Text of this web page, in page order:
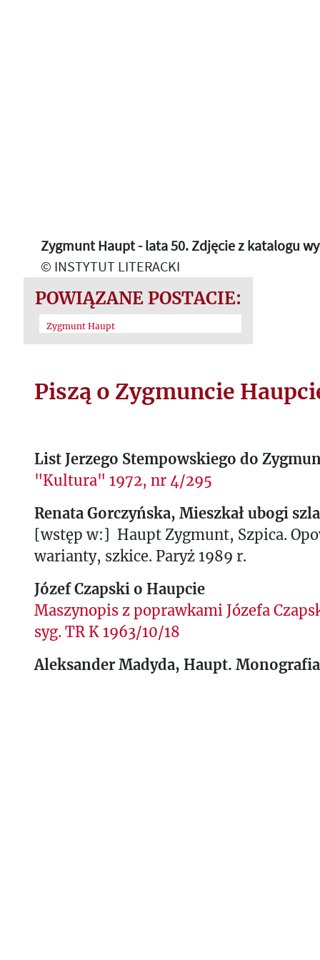
Zygmunt Haupt - lata 50. Zdjęcie z katalogu
© INSTYTUT LITERACKI
POWIĄZANE POSTACIE:
Zygmunt Haupt
Piszą o Zygmuncie
List Jerzego Stempowskiego do
"Kultura" 1972, nr 4/295
Renata Gorczyńska, Mieszkał ubogi
[wstęp w:] Haupt Zygmunt, Szpica.
warianty, szkice. Paryż 1989 r.
Józef Czapski o Haupcie
Maszynopis z poprawkami Józefa
syg. TR K 1963/10/18
Aleksander Madyda, Haupt.